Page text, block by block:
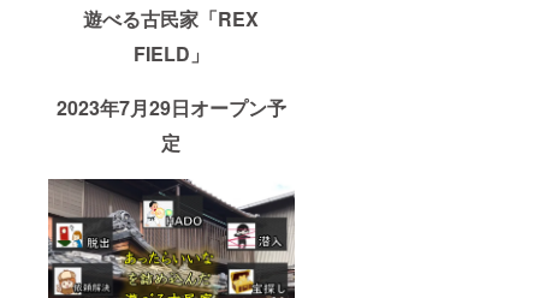
遊べる古民家「REX
FIELD」
2023年7月29日オープン予
定